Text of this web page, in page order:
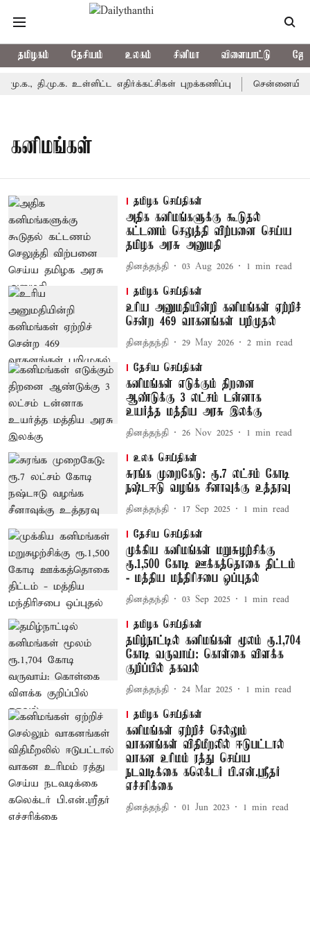
தமிழகம் தேசியம் உலகம் சினிமா விளையாட்டு
தி.மு.க. உள்ளிட்ட எதிர்க்கட்சிகள் புறக்கணிப்பு சென்னையில்
கனிமங்கள்
தமிழக செய்திகள்
அதிக கனிமங்களுக்கு கூடுதல்
கட்டணம் செலுத்தி விற்பனை செய்ய
தமிழக அரசு அனுமதி
தினத்தந்தி 03 Aug 2026 1 min read
தமிழக செய்திகள்
உரிய அனுமதியின்றி கனிமங்கள் ஏற்றிச்
சென்ற 469 வாகனங்கள் பறிமுதல்
தினத்தந்தி 29 May 2026 2 min read
தேசிய செய்திகள்
கனிமங்கள் எடுக்கும் திறனை
ஆண்டுக்கு 3 லட்சம் டன்னாக
உயர்த்த மத்திய அரசு இலக்கு
தினத்தந்தி 26 Nov 2025 1 min read
உலக செய்திகள்
சுரங்க முறைகேடு: ரூ.7 லட்சம் கோடி
நஷ்டஈடு வழங்க சீனாவுக்கு உத்தரவு
தினத்தந்தி 17 Sep 2025 1 min read
தேசிய செய்திகள்
முக்கிய கனிமங்கள் மறுசுழற்சிக்கு
ரூ.1,500 கோடி ஊக்கத்தொகை திட்டம்
- மத்திய மந்திரிசபை ஒப்புதல்
தினத்தந்தி 03 Sep 2025 1 min read
தமிழக செய்திகள்
தமிழ்நாட்டில் கனிமங்கள் மூலம் ரூ.1,704
கோடி வருவாய்: கொள்கை விளக்க
குறிப்பில் தகவல்
தினத்தந்தி 24 Mar 2025 1 min read
தமிழக செய்திகள்
கனிமங்கள் ஏற்றிச் செல்லும்
வாகனங்கள் விதிமீறலில் ஈடுபட்டால்
வாகன உரிமம் ரத்து செய்ய
நடவடிக்கை கலெக்டர் பி.என்.ஸ்ரீதர்
எச்சரிக்கை
தினத்தந்தி 01 Jun 2023 1 min read